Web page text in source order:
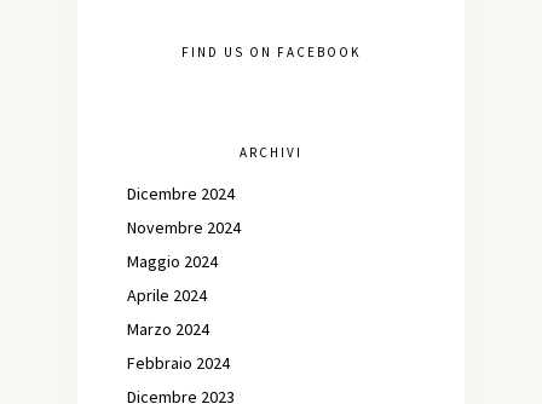
FIND US ON FACEBOOK
ARCHIVI
Dicembre 2024
Novembre 2024
Maggio 2024
Aprile 2024
Marzo 2024
Febbraio 2024
Dicembre 2023